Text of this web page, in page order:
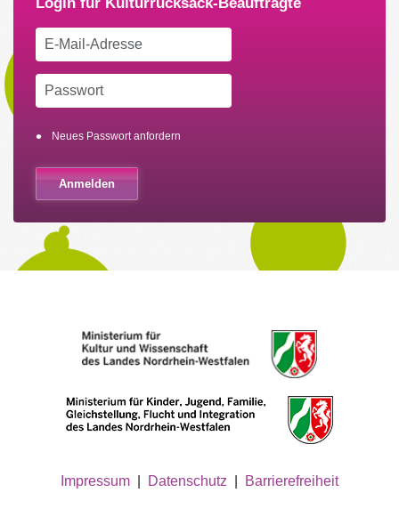
Neues Passwort anfordern
Impressum Datenschutz Barrierefreiheit